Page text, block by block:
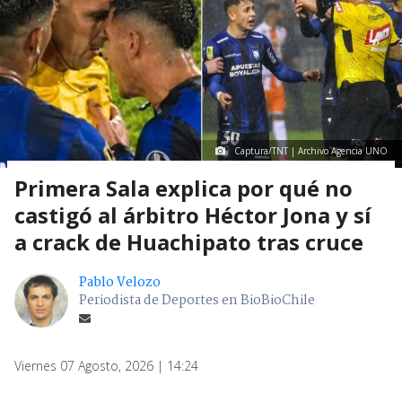
Captura/TNT | Archivo Agencia UNO
Primera Sala explica por qué no
castigó al árbitro Héctor Jona y sí
a crack de Huachipato tras cruce
Pablo Velozo
Periodista de Deportes en BioBioChile
Viernes 07 Agosto, 2026 | 14:24